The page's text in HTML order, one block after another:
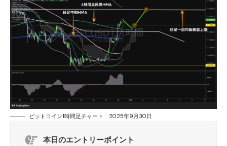
ビットコイン1時間足チャート 2025年9月30日
本日のエントリーポイント